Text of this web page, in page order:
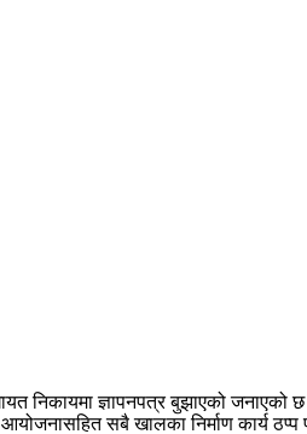
निकायमा ज्ञापनपत्र बुझाएको
आयोजनासहित सबै खालका निर्माण कार्य